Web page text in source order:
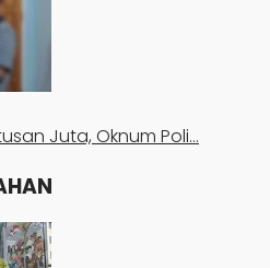
Juta, Oknum Poli…